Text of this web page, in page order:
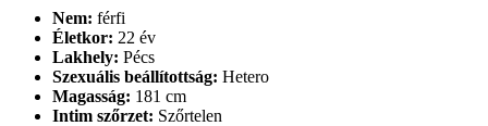
Nem: férfi
Életkor: 22 év
Lakhely: Pécs
Szexuális beállítottság: Hetero
Magasság: 181 cm
Intim szőrzet: Szőrtelen